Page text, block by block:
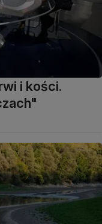
i kości.